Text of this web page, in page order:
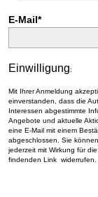
E-Mail*
Einwilligung:
Mit Ihrer Anmeldung
einverstanden, dass die
Interessen abgestimmte
Angebote und aktuelle
eine E-Mail mit einem
abgeschlossen. Sie
jederzeit mit Wirkung für
findenden Link widerrufen.